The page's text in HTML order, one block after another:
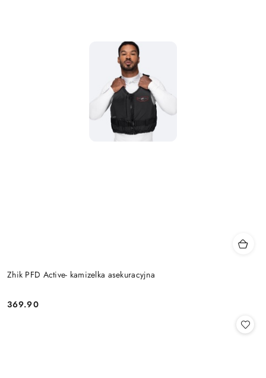
Zhik PFD Active- kamizelka asekuracyjna
Cena:
369.90